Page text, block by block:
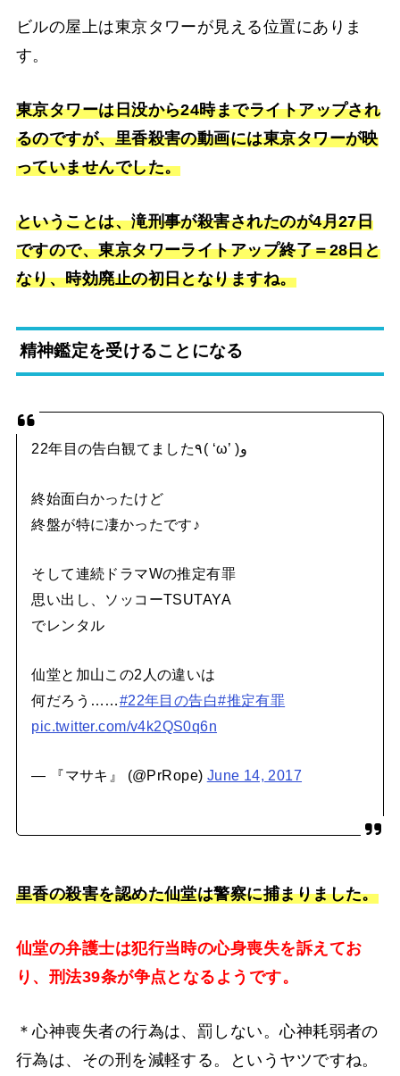
ビルの屋上は東京タワーが見える位置にありま
す。
東京タワーは日没から24時までライトアップされ
るのですが、里香殺害の動画には東京タワーが映
っていませんでした。
ということは、滝刑事が殺害されたのが4月27日
ですので、東京タワーライトアップ終了＝28日と
なり、時効廃止の初日となりますね。
精神鑑定を受けることになる
22年目の告白観てました٩( ‘ω’ )و
終始面白かったけど
終盤が特に凄かったです♪
そして連続ドラマWの推定有罪
思い出し、ソッコーTSUTAYA
でレンタル
仙堂と加山この2人の違いは
何だろう……#22年目の告白#推定有罪
pic.twitter.com/v4k2QS0q6n
— 『マサキ』 (@PrRope) June 14, 2017
里香の殺害を認めた仙堂は警察に捕まりました。
仙堂の弁護士は犯行当時の心身喪失を訴えてお
り、刑法39条が争点となるようです。
＊心神喪失者の行為は、罰しない。心神耗弱者の
行為は、その刑を減軽する。というヤツですね。